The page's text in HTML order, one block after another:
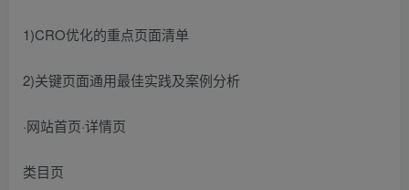
1)CRO优化的重点页面清单
2)关键页面通用最佳实践及案例分析
·网站首页·详情页
类目页